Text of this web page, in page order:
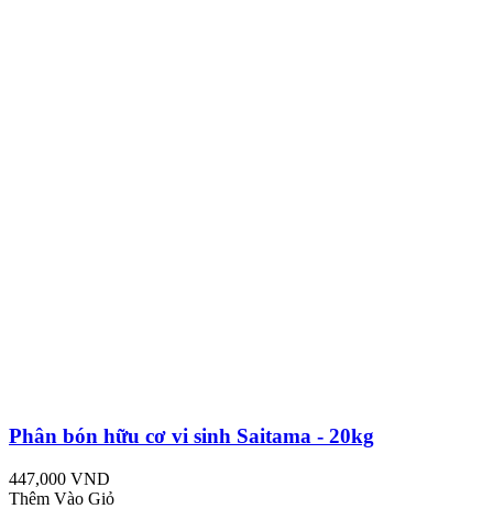
Phân bón hữu cơ vi sinh Saitama - 20kg
447,000 VND
Thêm Vào Giỏ